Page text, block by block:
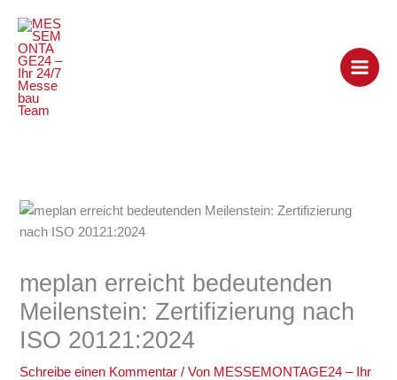
Inhalt
springen
meplan erreicht bedeutenden
Meilenstein: Zertifizierung nach
ISO 20121:2024
Schreibe einen Kommentar / Von MESSEMONTAGE24 – Ihr